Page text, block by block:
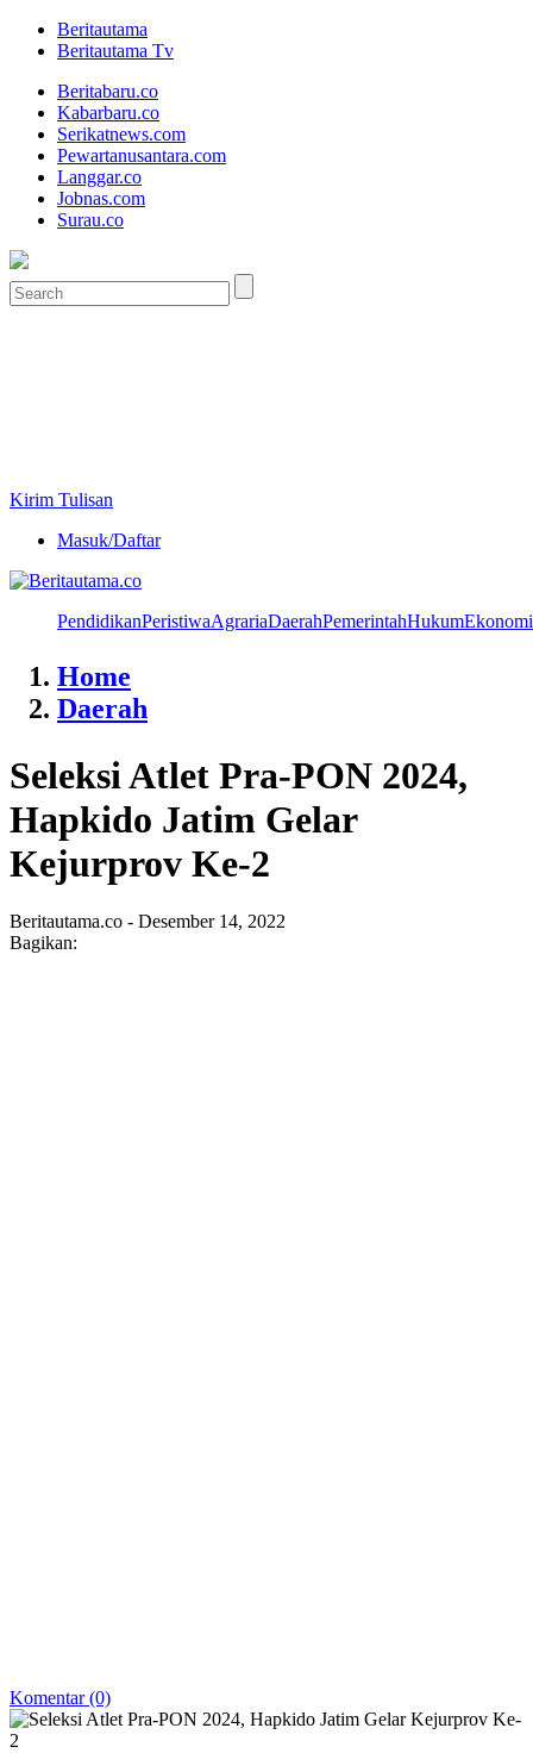
Beritautama
Beritautama Tv
Beritabaru.co
Kabarbaru.co
Serikatnews.com
Pewartanusantara.com
Langgar.co
Jobnas.com
Surau.co
Kirim Tulisan
Masuk/Daftar
PendidikanPeristiwaAgrariaDaerahPemerintahHukumEkonomi
Home
Daerah
Seleksi Atlet Pra-PON 2024,
Hapkido Jatim Gelar
Kejurprov Ke-2
Beritautama.co - Desember 14, 2022
Bagikan:
Komentar (0)